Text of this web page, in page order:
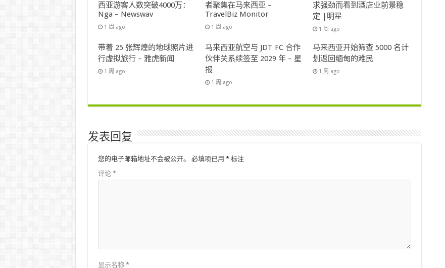
西亚游客人数突破4000万：
Nga – Newswav
1 周 ago
者聚集在马来西亚 –
TravelBiz Monitor
1 周 ago
求强劲而看到酒店业前景稳
定 |明星
1 周 ago
带着 25 张辉煌的地球照片进
行虚拟旅行 – 雅虎新闻
1 周 ago
马来西亚航空与 JDT FC 合作
伙伴关系续签至 2029 年 – 星
报
1 周 ago
马来西亚开始筛查 5000 名计
划返回缅甸的难民
1 周 ago
发表回复
您的电子邮箱地址不会被公开。 必填项已用 *标注
评论 *
显示名称 *